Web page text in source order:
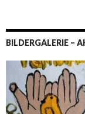
BILDERGALERIE –